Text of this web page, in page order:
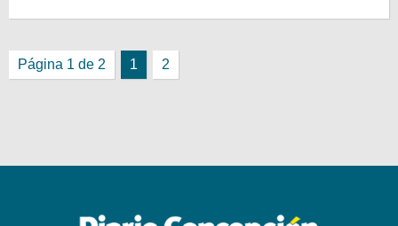
Página 1 de 2 1 2